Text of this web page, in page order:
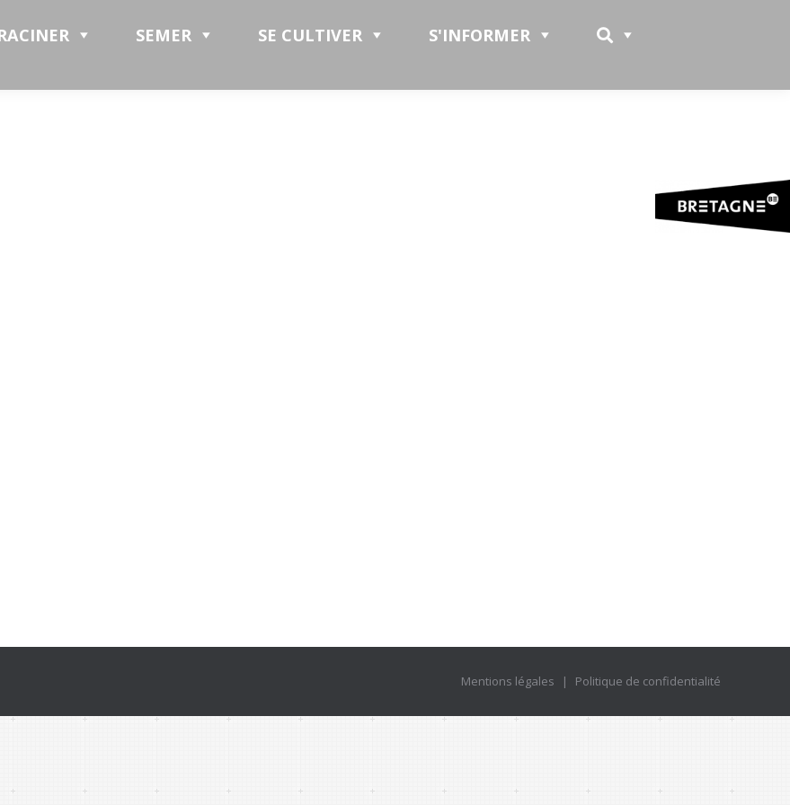
SEMER SE CULTIVER S'INFORMER
Mentions légales | Politique de confidentialité